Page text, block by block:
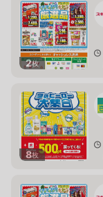
2枚
8枚